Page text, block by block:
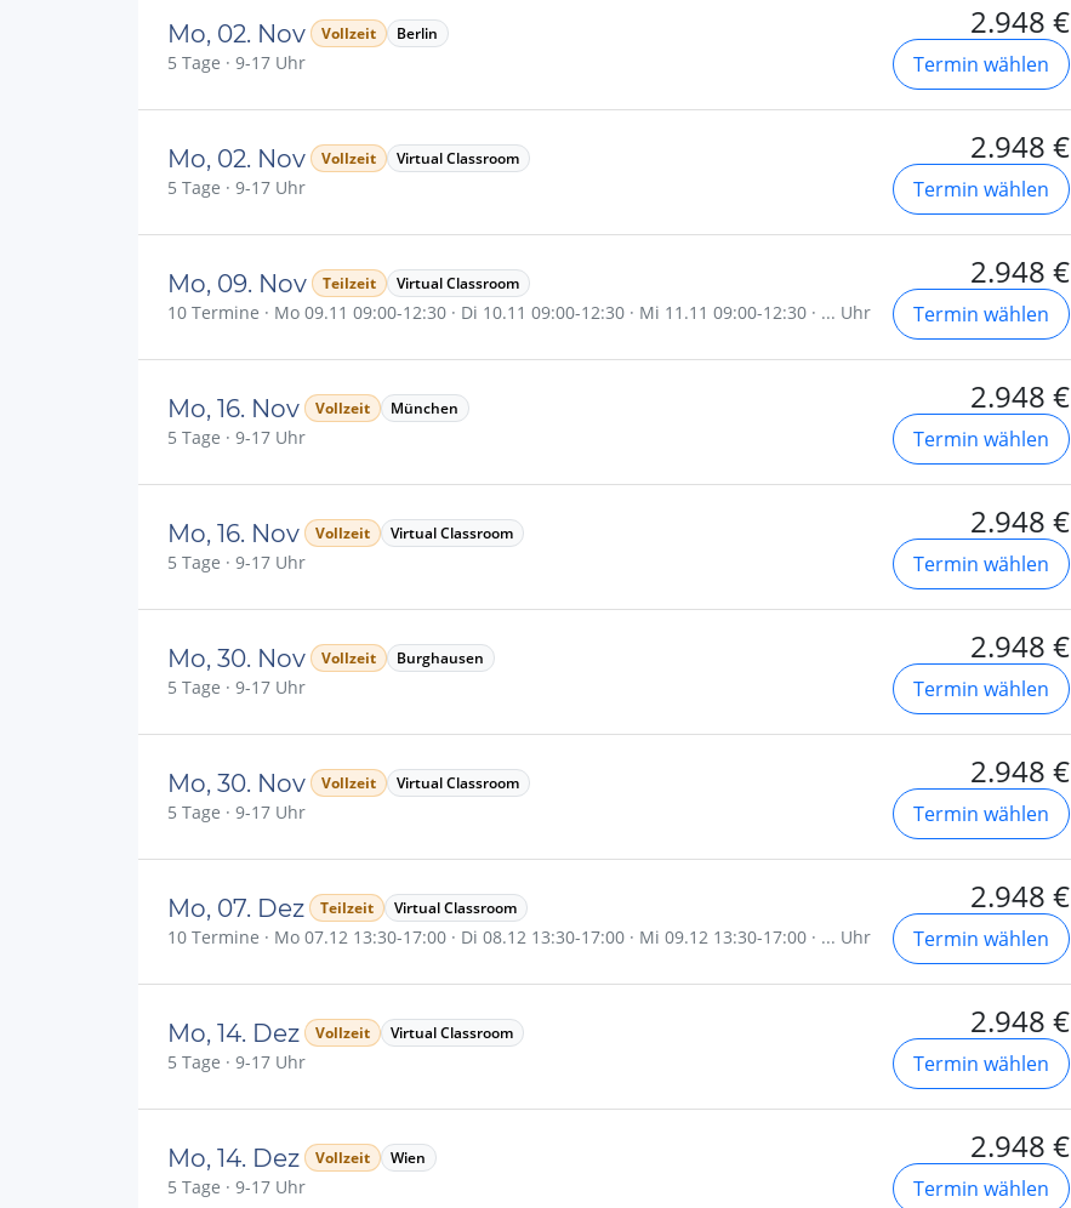
Mo, 02. Nov Vollzeit Berlin
5 Tage · 9-17 Uhr
2.948 €
Termin wählen
Mo, 02. Nov Vollzeit Virtual Classroom
5 Tage · 9-17 Uhr
2.948 €
Termin wählen
Mo, 09. Nov Teilzeit Virtual Classroom
10 Termine · Mo 09.11 09:00-12:30 · Di 10.11 09:00-12:30 · Mi 11.11 09:00-12:30 · ... Uhr
2.948 €
Termin wählen
Mo, 16. Nov Vollzeit München
5 Tage · 9-17 Uhr
2.948 €
Termin wählen
Mo, 16. Nov Vollzeit Virtual Classroom
5 Tage · 9-17 Uhr
2.948 €
Termin wählen
Mo, 30. Nov Vollzeit Burghausen
5 Tage · 9-17 Uhr
2.948 €
Termin wählen
Mo, 30. Nov Vollzeit Virtual Classroom
5 Tage · 9-17 Uhr
2.948 €
Termin wählen
Mo, 07. Dez Teilzeit Virtual Classroom
10 Termine · Mo 07.12 13:30-17:00 · Di 08.12 13:30-17:00 · Mi 09.12 13:30-17:00 · ... Uhr
2.948 €
Termin wählen
Mo, 14. Dez Vollzeit Virtual Classroom
5 Tage · 9-17 Uhr
2.948 €
Termin wählen
Mo, 14. Dez Vollzeit Wien
5 Tage · 9-17 Uhr
2.948 €
Termin wählen